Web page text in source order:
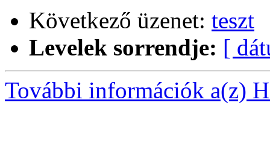
Következő üzenet: teszt
Levelek sorrendje: [
További információk a(z)